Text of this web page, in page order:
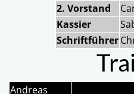
2. Vorstand
Kassier
Schriftführer
Andreas